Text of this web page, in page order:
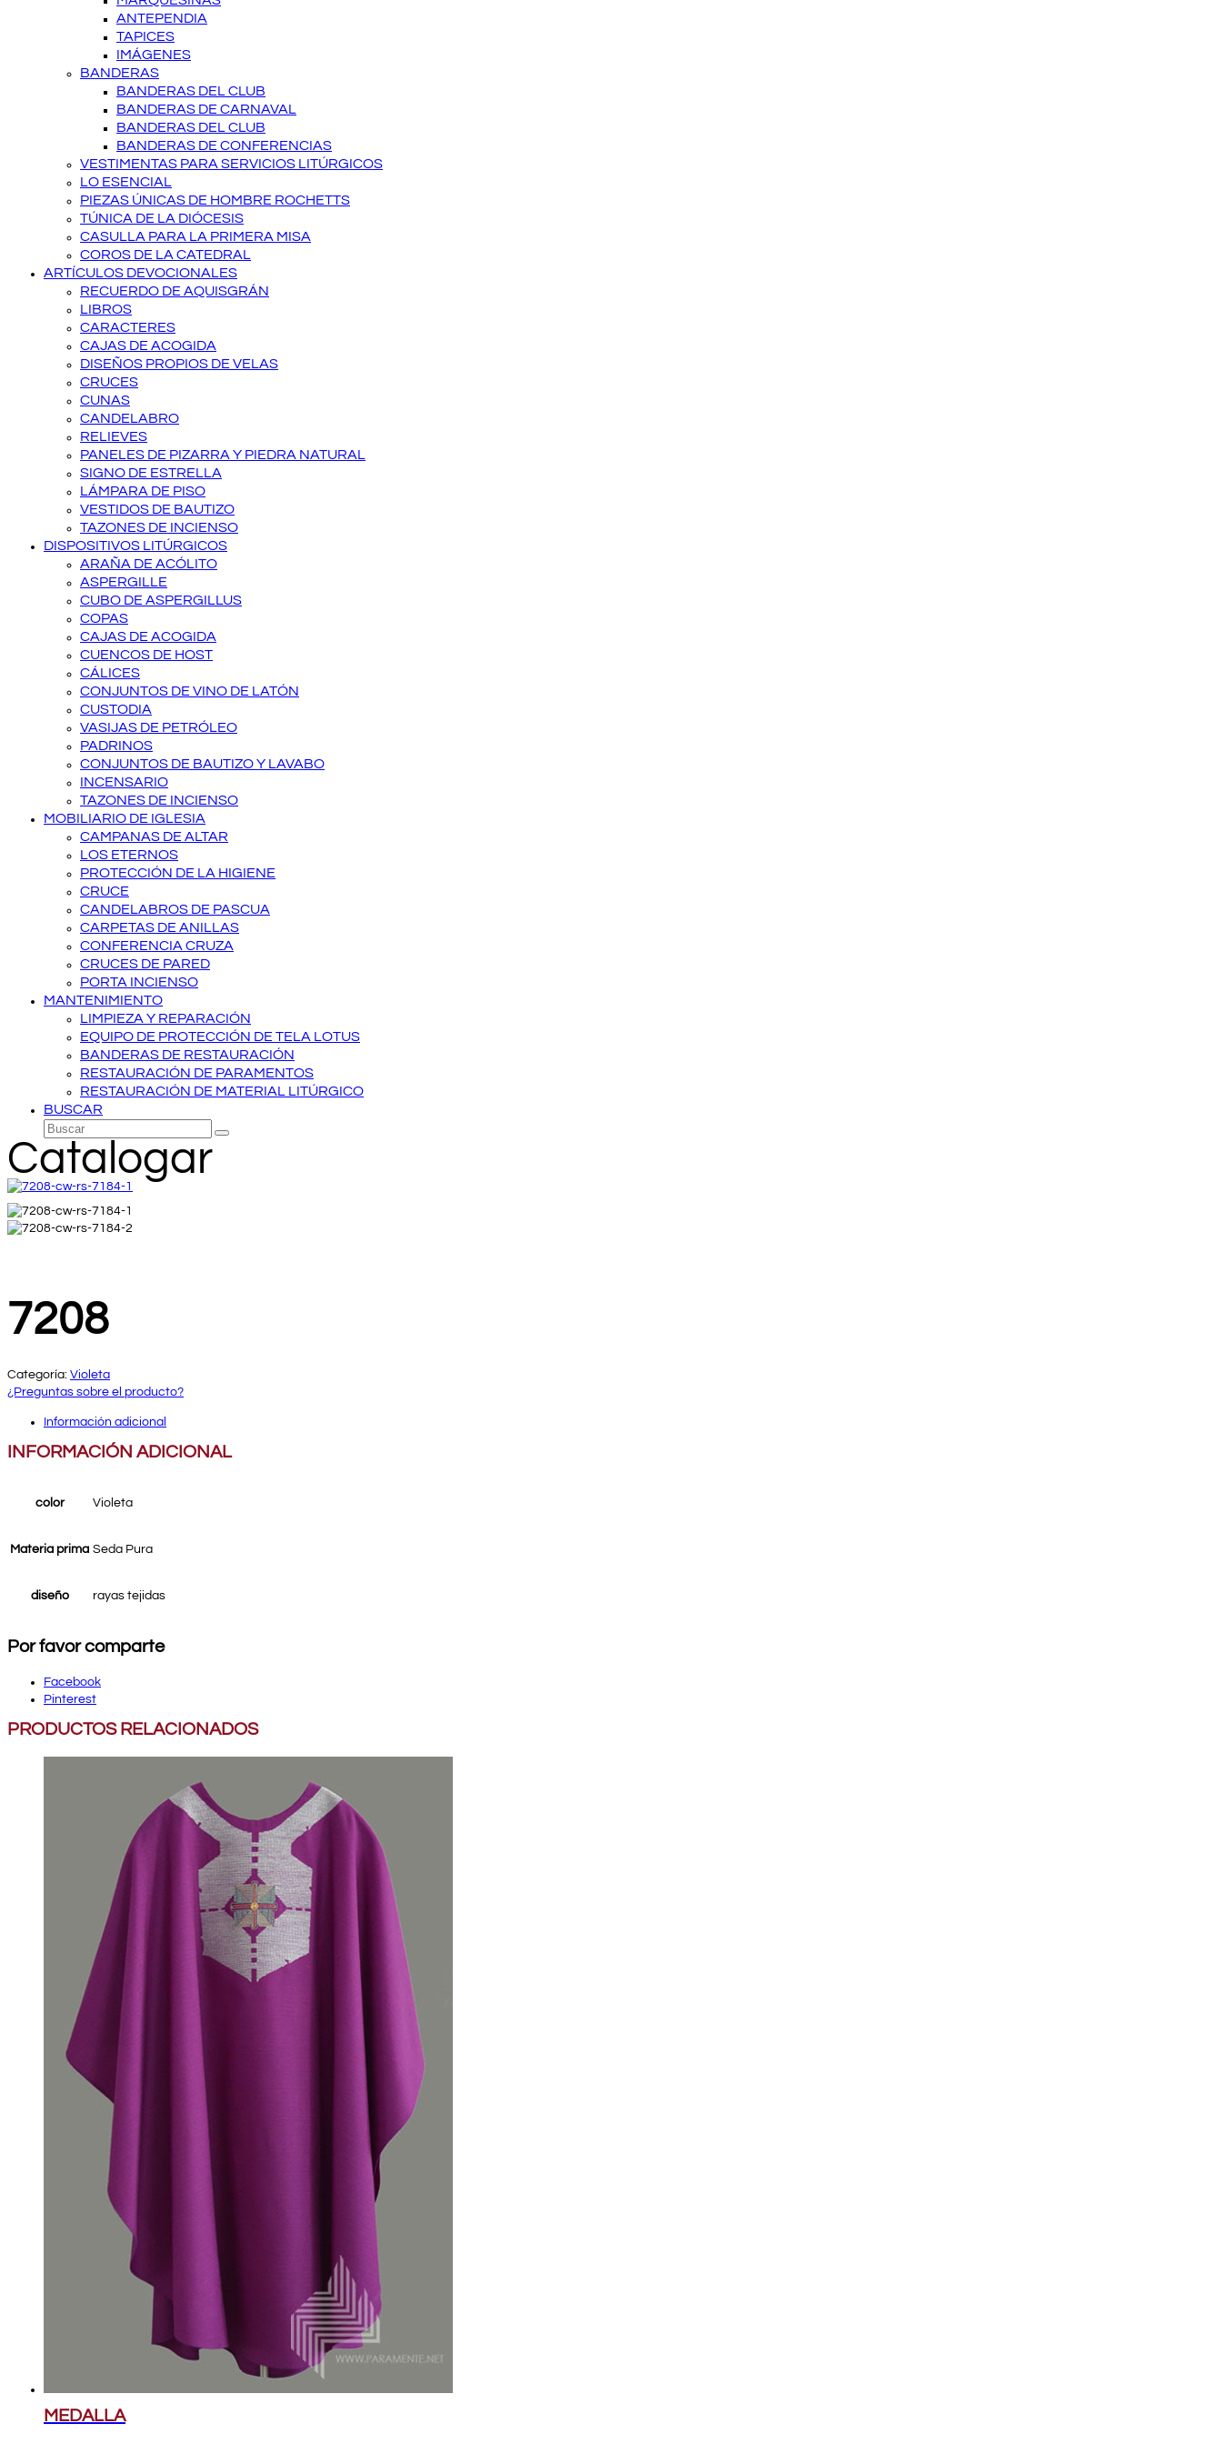
ANTEPENDIA
TAPICES
IMÁGENES
BANDERAS
BANDERAS DEL CLUB
BANDERAS DE CARNAVAL
BANDERAS DEL CLUB
BANDERAS DE CONFERENCIAS
VESTIMENTAS PARA SERVICIOS LITÚRGICOS
LO ESENCIAL
PIEZAS ÚNICAS DE HOMBRE ROCHETTS
TÚNICA DE LA DIÓCESIS
CASULLA PARA LA PRIMERA MISA
COROS DE LA CATEDRAL
ARTÍCULOS DEVOCIONALES
RECUERDO DE AQUISGRÁN
LIBROS
CARACTERES
CAJAS DE ACOGIDA
DISEÑOS PROPIOS DE VELAS
CRUCES
CUNAS
CANDELABRO
RELIEVES
PANELES DE PIZARRA Y PIEDRA NATURAL
SIGNO DE ESTRELLA
LÁMPARA DE PISO
VESTIDOS DE BAUTIZO
TAZONES DE INCIENSO
DISPOSITIVOS LITÚRGICOS
ARAÑA DE ACÓLITO
ASPERGILLE
CUBO DE ASPERGILLUS
COPAS
CAJAS DE ACOGIDA
CUENCOS DE HOST
CÁLICES
CONJUNTOS DE VINO DE LATÓN
CUSTODIA
VASIJAS DE PETRÓLEO
PADRINOS
CONJUNTOS DE BAUTIZO Y LAVABO
INCENSARIO
TAZONES DE INCIENSO
MOBILIARIO DE IGLESIA
CAMPANAS DE ALTAR
LOS ETERNOS
PROTECCIÓN DE LA HIGIENE
CRUCE
CANDELABROS DE PASCUA
CARPETAS DE ANILLAS
CONFERENCIA CRUZA
CRUCES DE PARED
PORTA INCIENSO
MANTENIMIENTO
LIMPIEZA Y REPARACIÓN
EQUIPO DE PROTECCIÓN DE TELA LOTUS
BANDERAS DE RESTAURACIÓN
RESTAURACIÓN DE PARAMENTOS
RESTAURACIÓN DE MATERIAL LITÚRGICO
BUSCAR
Buscar
Enviar
Catalogar
7208
Categoría: Violeta
¿Preguntas sobre el producto?
Información adicional
INFORMACIÓN ADICIONAL
color Violeta
Materia prima Seda Pura
diseño rayas tejidas
Por favor comparte
Facebook
Pinterest
PRODUCTOS RELACIONADOS
MEDALLA